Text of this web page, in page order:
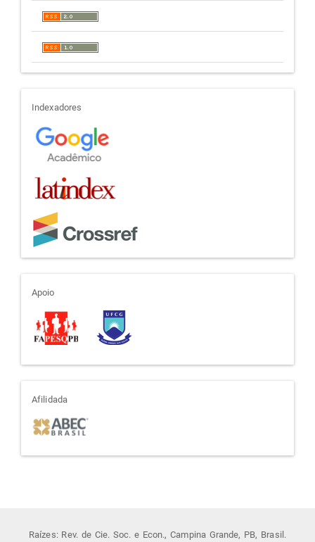
indexadores
Indexadores
apoio
Apoio
afiliada
Afilidada
Raízes: Rev. de Cie. Soc. e Econ., Campina Grande, PB, Brasil.